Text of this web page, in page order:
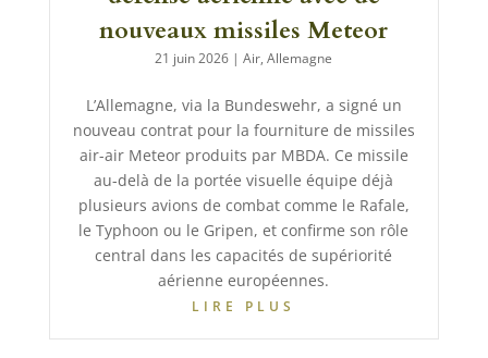
nouveaux missiles Meteor
21 juin 2026 |Air,Allemagne
L’Allemagne, via la Bundeswehr, a signé un
nouveau contrat pour la fourniture de missiles
air-air Meteor produits par MBDA. Ce missile
au-delà de la portée visuelle équipe déjà
plusieurs avions de combat comme le Rafale,
le Typhoon ou le Gripen, et confirme son rôle
central dans les capacités de supériorité
aérienne européennes.
LIRE PLUS